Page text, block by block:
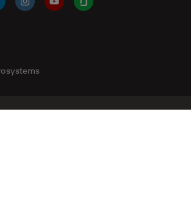
InstagramYouTubeGlassdoor